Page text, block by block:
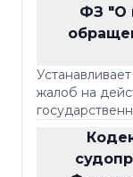
ФЗ "О
жалоб на